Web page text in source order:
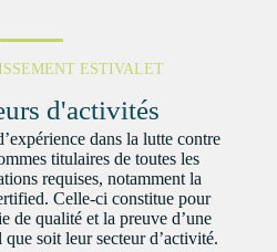
ESTIVALET
d'activités
dans la lutte contre
titulaires de toutes les
requises, notamment la
Celle-ci constitue pour
de qualité et la preuve d’une
soit leur secteur d’activité.